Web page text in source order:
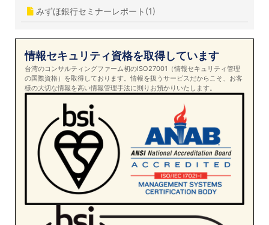
みずほ銀行セミナーレポート(1)
情報セキュリティ資格を取得しています
台湾のコンサルティングファーム初のISO27001（情報セキュリティ管理
の国際資格）を取得しております。情報を扱うサービスだからこそ、お客
様の大切な情報を高い情報管理手法に則りお預かりいたします。